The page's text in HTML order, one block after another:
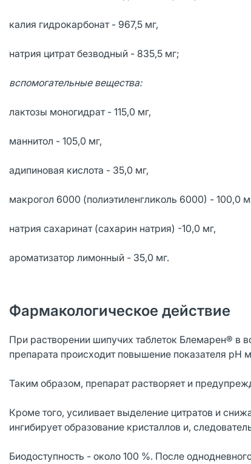
калия гидрокарбонат - 967,5 мг,
натрия цитрат безводный - 835,5 мг;
вспомогательные вещества:
лактозы моногидрат - 115,0 мг,
маннитол - 105,0 мг,
адипиновая кислота - 35,0 мг,
макрогол 6000 (полиэтиленгликоль 6000) - 100,0
натрия сахаринат (сахарин натрия) -10,0 мг,
ароматизатор лимонный - 35,0 мг.
Фармакологическое действие
При растворении шипучих таблеток Блемарен® в
препарата происходит повышение показателя pH
Таким образом, препарат растворяет и
Кроме того, усиливает выделение цитратов и
ингибирует образование кристаллов и,
Биодоступность - около 100 %. После